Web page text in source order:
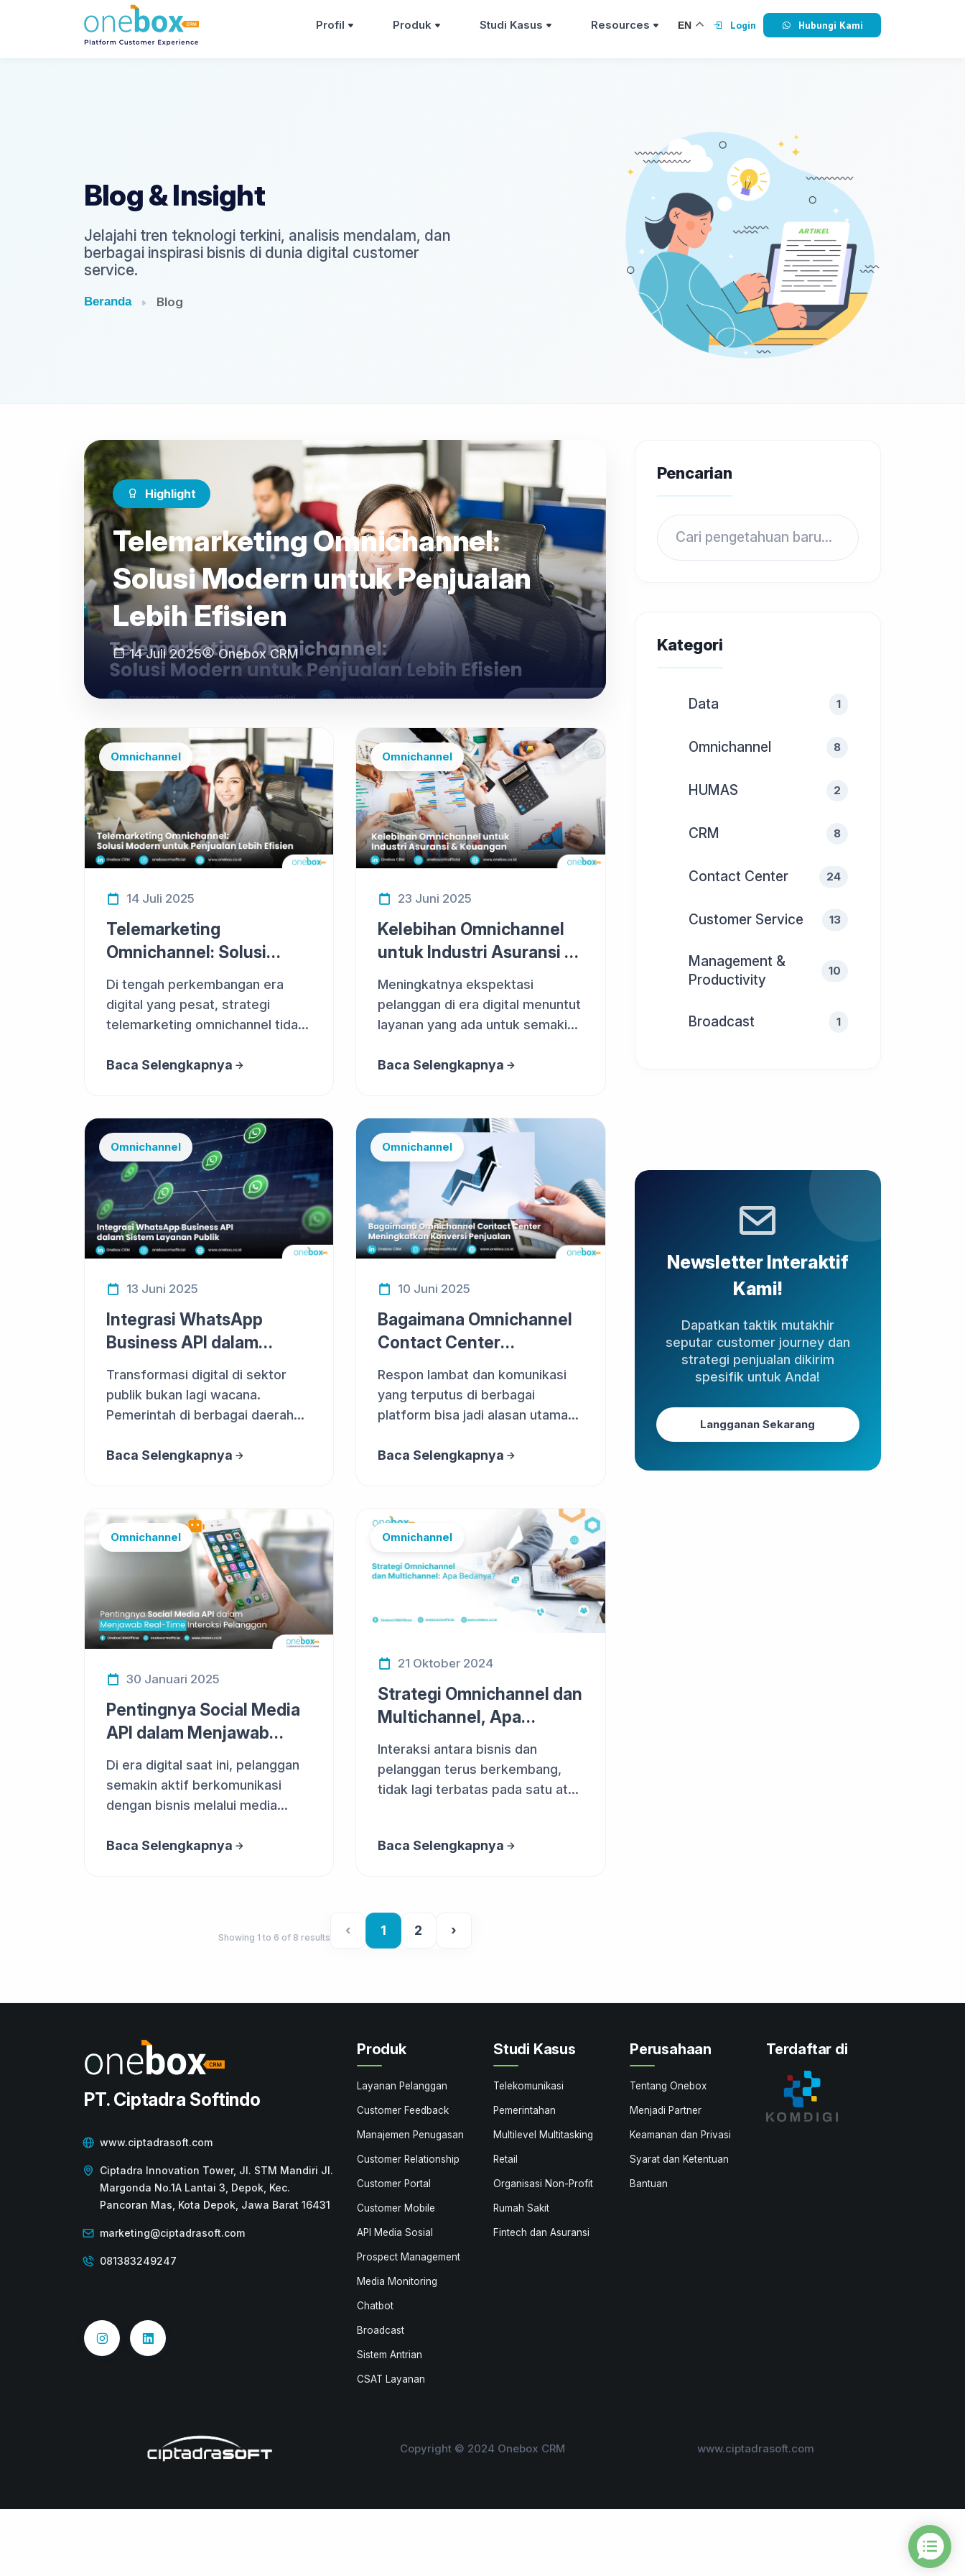
Profil Produk Studi Kasus Resources EN Login Hubungi Kami
Blog & Insight
Jelajahi tren teknologi terkini, analisis mendalam, dan
berbagai inspirasi bisnis di dunia digital customer
service.
Beranda Blog
Highlight
Telemarketing Omnichannel:
Solusi Modern untuk Penjualan
Lebih Efisien
14 Juli 2025 Onebox CRM
Omnichannel
14 Juli 2025
Telemarketing
Omnichannel: Solusi
Modern untuk Penjualan
Leb...
Di tengah perkembangan era
digital yang pesat, strategi
telemarketing omnichannel tidak
Baca Selengkapnya
Omnichannel
23 Juni 2025
Kelebihan Omnichannel
untuk Industri Asuransi &
Keuangan
Meningkatnya ekspektasi
pelanggan di era digital menuntut
layanan yang ada untuk semakin
Baca Selengkapnya
Omnichannel
13 Juni 2025
Integrasi WhatsApp
Business API dalam
Sistem Layanan Publik
Transformasi digital di sektor
publik bukan lagi wacana.
Pemerintah di berbagai daerah
Baca Selengkapnya
Omnichannel
10 Juni 2025
Bagaimana Omnichannel
Contact Center
Meningkatkan Konversi
P...
Respon lambat dan komunikasi
yang terputus di berbagai
platform bisa jadi alasan utama
Baca Selengkapnya
Omnichannel
30 Januari 2025
Pentingnya Social Media
API dalam Menjawab
Real-Time Interak...
Di era digital saat ini, pelanggan
semakin aktif berkomunikasi
dengan bisnis melalui media
Baca Selengkapnya
Omnichannel
21 Oktober 2024
Strategi Omnichannel dan
Multichannel, Apa
Bedanya?
Interaksi antara bisnis dan
pelanggan terus berkembang,
tidak lagi terbatas pada satu atau
Baca Selengkapnya
Showing 1 to 6 of 8 results ‹ 1 2 ›
Pencarian
Kategori
Data 1
Omnichannel 8
HUMAS 2
CRM 8
Contact Center 24
Customer Service 13
Management &
Productivity
10
Broadcast 1
Newsletter Interaktif
Kami!
Dapatkan taktik mutakhir
seputar customer journey dan
strategi penjualan dikirim
spesifik untuk Anda!
Langganan Sekarang
PT. Ciptadra Softindo
www.ciptadrasoft.com
Ciptadra Innovation Tower, Jl. STM Mandiri Jl.
Margonda No.1A Lantai 3, Depok, Kec.
Pancoran Mas, Kota Depok, Jawa Barat 16431
marketing@ciptadrasoft.com
081383249247
Produk
Layanan Pelanggan
Customer Feedback
Manajemen Penugasan
Customer Relationship
Customer Portal
Customer Mobile
API Media Sosial
Prospect Management
Media Monitoring
Chatbot
Broadcast
Sistem Antrian
CSAT Layanan
Studi Kasus
Telekomunikasi
Pemerintahan
Multilevel Multitasking
Retail
Organisasi Non-Profit
Rumah Sakit
Fintech dan Asuransi
Perusahaan
Tentang Onebox
Menjadi Partner
Keamanan dan Privasi
Syarat dan Ketentuan
Bantuan
Terdaftar di
Copyright © 2024 Onebox CRM www.ciptadrasoft.com